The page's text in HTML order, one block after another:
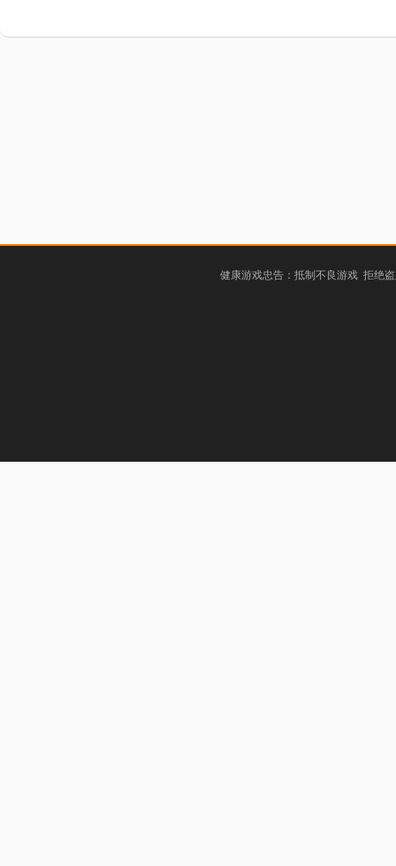
健康游戏忠告：抵制不良游戏 拒绝